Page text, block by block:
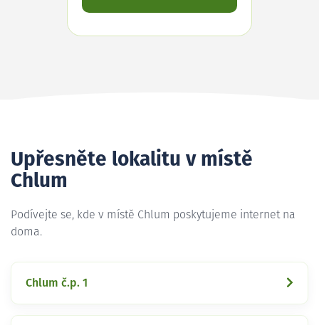
Upřesněte lokalitu v místě
Chlum
Podívejte se, kde v místě Chlum poskytujeme internet na
doma.
Chlum č.p. 1